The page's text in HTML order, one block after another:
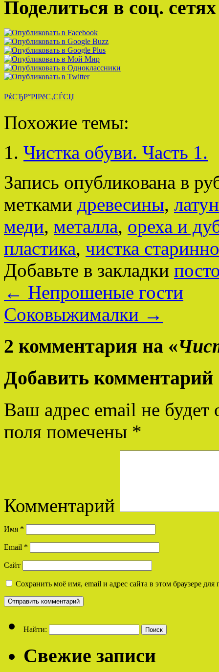
Поделиться в соц. сетях
РќСЂР°РІРёС‚СЃСЏ
Похожие темы:
Чистка обуви. Часть 1.
Запись опубликована в
метками древесины,
меди, металла, ореха и
пластика, чистка
Добавьте в закладки
← Непрошеные гости
Соковыжималки →
2 комментария на «
Добавить комментарий
Ваш адрес email не будет
поля помечены *
Комментарий
Имя *
Email *
Сайт
Сохранить моё имя, email и адрес сайта в этом браузере
Найти:
Свежие записи